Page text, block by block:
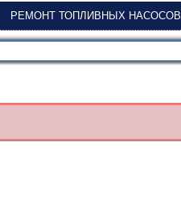
РЕМОНТ ТОПЛИВНЫХ НАСОСОВ